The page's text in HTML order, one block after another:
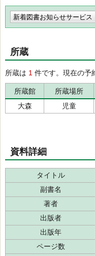
新着図書お知らせサービス
所蔵
所蔵は 1 件です。現在の予
所蔵館 所蔵場所
大森
児童
資料詳細
タイトル
副書名
著者
出版者
出版年
ページ数